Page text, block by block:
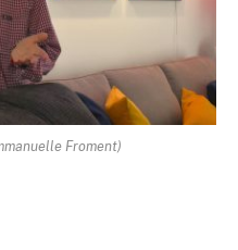
Froment)